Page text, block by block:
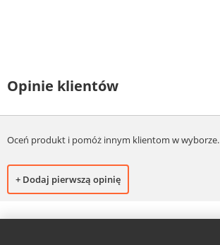
Opinie klientów
Oceń produkt i pomóż innym klientom w wyborze.
+ Dodaj pierwszą opinię